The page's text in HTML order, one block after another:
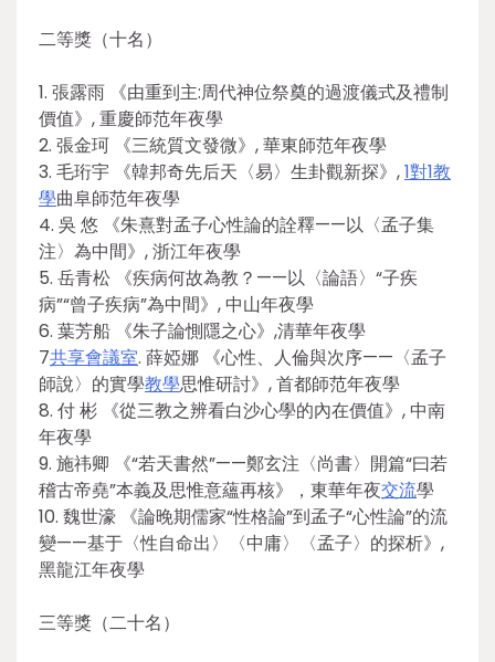
二等獎（十名）
1. 張露雨 《由重到主:周代神位祭奠的過渡儀式及禮制
價值》, 重慶師范年夜學
2. 張金珂 《三統質文發微》, 華東師范年夜學
3. 毛珩宇 《韓邦奇先后天〈易〉生卦觀新探》,1對1教
學曲阜師范年夜學
4. 吳 悠 《朱熹對孟子心性論的詮釋——以〈孟子集
注〉為中間》, 浙江年夜學
5. 岳青松 《疾病何故為教？——以〈論語〉“子疾
病”“曾子疾病”為中間》, 中山年夜學
6. 葉芳船 《朱子論惻隱之心》,清華年夜學
7共享會議室. 薛婭娜 《心性、人倫與次序——〈孟子
師說〉的實學教學思惟研討》, 首都師范年夜學
8. 付 彬 《從三教之辨看白沙心學的內在價值》, 中南
年夜學
9. 施祎卿 《“若天書然”——鄭玄注〈尚書〉開篇“曰若
稽古帝堯”本義及思惟意蘊再核》，東華年夜交流學
10. 魏世濠 《論晚期儒家“性格論”到孟子“心性論”的流
變——基于〈性自命出〉〈中庸〉〈孟子〉的探析》,
黑龍江年夜學
三等獎（二十名）